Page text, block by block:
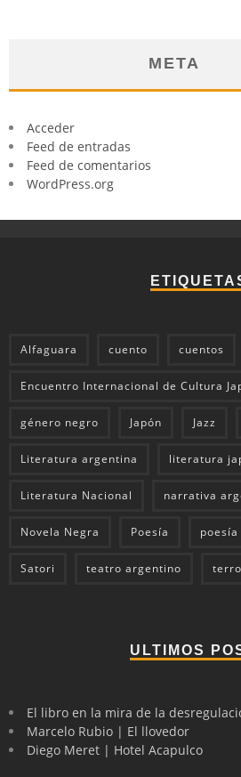
META
Acceder
Feed de entradas
Feed de comentarios
WordPress.org
Alfaguara cuento cuentos
Encuentro Internacional de Cultura
género negro Japón Jazz
Literatura argentina literatura
Literatura Nacional narrativa
Novela Negra Poesía
Satori teatro argentino
ULTIMOS
El libro en la mira de la
Marcelo Rubio | El llovedor
Diego Meret | Hotel Acapulco